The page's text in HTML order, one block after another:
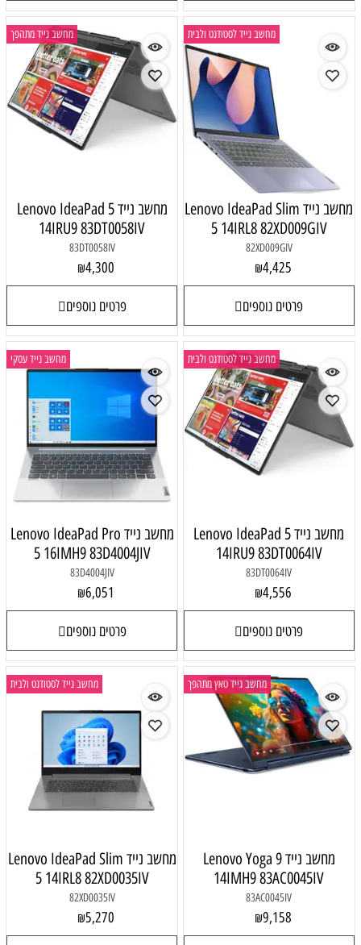
מחשב נייד לסטודנט ולבית
מחשב נייד Lenovo IdeaPad Slim
5 14IRL8 82XD009GIV
82XD009GIV
₪4,425
פרטים נוספים
מחשב נייד מתהפך
מחשב נייד Lenovo IdeaPad 5
14IRU9 83DT0058IV
83DT0058IV
₪4,300
פרטים נוספים
מחשב נייד לסטודנט ולבית
מחשב נייד Lenovo IdeaPad 5
14IRU9 83DT0064IV
83DT0064IV
₪4,556
פרטים נוספים
מחשב נייד עסקי
מחשב נייד Lenovo IdeaPad Pro
5 16IMH9 83D4004JIV
83D4004JIV
₪6,051
פרטים נוספים
מחשב נייד טאץ מתהפך
מחשב נייד Lenovo Yoga 9
14IMH9 83AC0045IV
83AC0045IV
₪9,158
מחשב נייד לסטודנט ולבית
מחשב נייד Lenovo IdeaPad Slim
5 14IRL8 82XD0035IV
82XD0035IV
₪5,270